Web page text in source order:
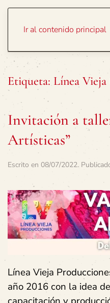
Ir al contenido principal
Etiqueta: Línea Vieja
Invitación a
Artísticas”
Escrito en 08/07/2022.
Línea Vieja
año 2016 con la idea